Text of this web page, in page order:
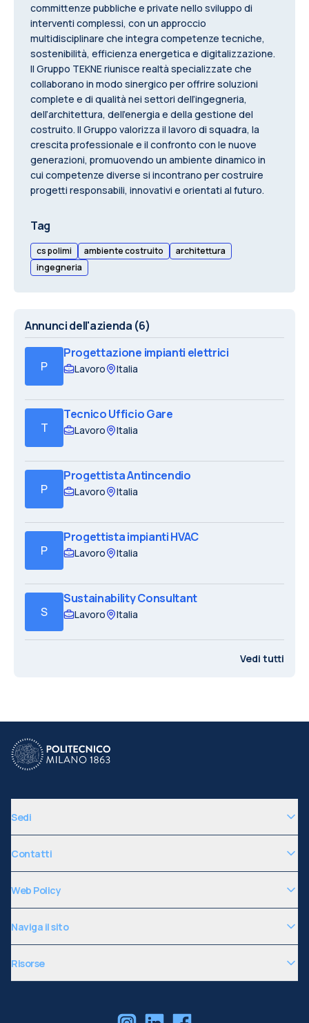
committenze pubbliche e private nello sviluppo di
interventi complessi, con un approccio
multidisciplinare che integra competenze tecniche,
sostenibilità, efficienza energetica e digitalizzazione.
Il Gruppo TEKNE riunisce realtà specializzate che
collaborano in modo sinergico per offrire soluzioni
complete e di qualità nei settori dell’ingegneria,
dell’architettura, dell’energia e della gestione del
costruito. Il Gruppo valorizza il lavoro di squadra, la
crescita professionale e il confronto con le nuove
generazioni, promuovendo un ambiente dinamico in
cui competenze diverse si incontrano per costruire
progetti responsabili, innovativi e orientati al futuro.
Tag
cs polimi ambiente costruito
architettura
ingegneria
Annunci dell'azienda (6)
P
Progettazione impianti elettrici
Lavoro Italia
T
Tecnico Ufficio Gare
Lavoro Italia
P
Progettista Antincendio
Lavoro Italia
P
Progettista impianti HVAC
Lavoro Italia
S
Sustainability Consultant
Lavoro Italia
Vedi tutti
Sedi
Contatti
Web Policy
Naviga il sito
Risorse